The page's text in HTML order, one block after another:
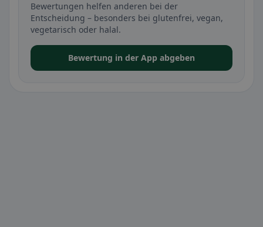
Bewertungen helfen anderen bei der
Entscheidung – besonders bei glutenfrei, vegan,
vegetarisch oder halal.
Bewertung in der App abgeben